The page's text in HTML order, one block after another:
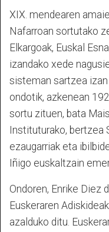
XIX. mendearen
Nafarroan sortutako
Elkargoak, Euskal
izandako xede
sisteman sartzea
ondotik, azkenean
sortu zituen, bata
Instituturako, bertzea
ezaugarriak eta
Iñigo euskaltzain
Ondoren, Enrike Diez
Euskeraren
azalduko ditu.